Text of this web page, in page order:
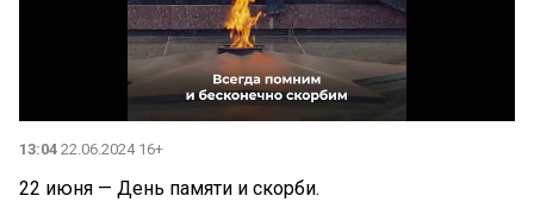
13:04 22.06.2024 16+
22 июня — День памяти и скорби.